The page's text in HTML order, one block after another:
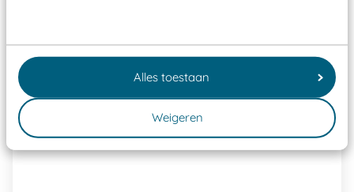
Alles toestaan
Weigeren